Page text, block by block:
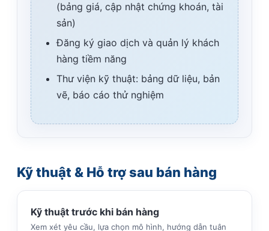
(bảng giá, cập nhật chứng khoán, tài
sản)
Đăng ký giao dịch và quản lý khách
hàng tiềm năng
Thư viện kỹ thuật: bảng dữ liệu, bản
vẽ, báo cáo thử nghiệm
Kỹ thuật & Hỗ trợ sau bán hàng
Kỹ thuật trước khi bán hàng
Xem xét yêu cầu, lựa chọn mô hình, hướng dẫn tuân